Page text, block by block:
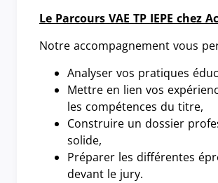
Le Parcours VAE TP IEPE chez
Notre accompagnement vous
Analyser vos pratiques
Mettre en lien vos
les compétences du titre,
Construire un dossier
solide,
Préparer les différentes
devant le jury.